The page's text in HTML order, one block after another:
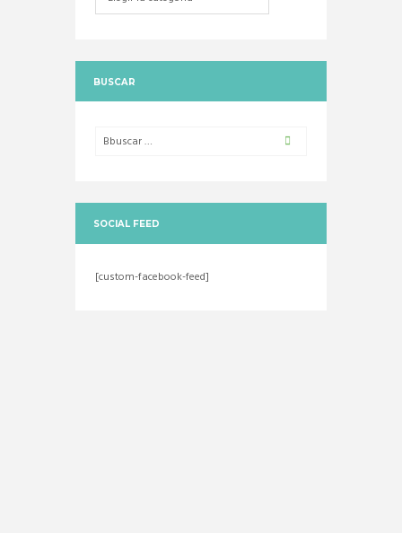
BUSCAR
SOCIAL FEED
[custom-facebook-feed]